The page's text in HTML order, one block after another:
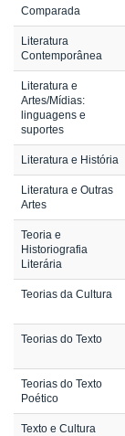
Comparada
Literatura
Contemporânea
Literatura e
Artes/Mídias:
linguagens e
suportes
Literatura e História
Literatura e Outras
Artes
Teoria e
Historiografia
Literária
Teorias da Cultura
Teorias do Texto
Teorias do Texto
Poético
Texto e Cultura